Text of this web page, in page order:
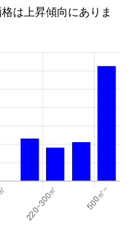
は上昇傾向にありま